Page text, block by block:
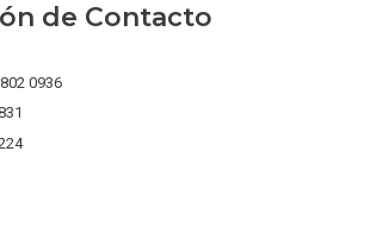
de Contacto
0936